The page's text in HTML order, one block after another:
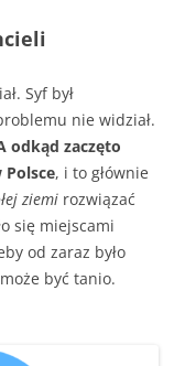
Syf był
nie widział.
odkąd zaczęto
, i to głównie
ziemi rozwiązać
się miejscami
od zaraz było
być tanio.